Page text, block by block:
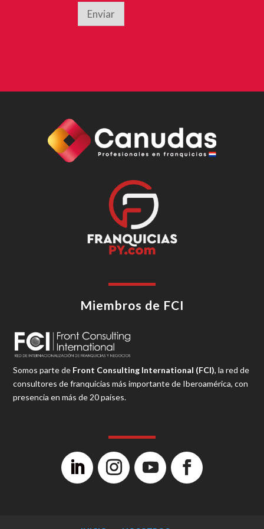
Enviar
Miembros de FCI
Somos parte de Front Consulting International (FCI), la red de
consultores de franquicias más importante de Iberoamérica, con
presencia en más de 20 países.